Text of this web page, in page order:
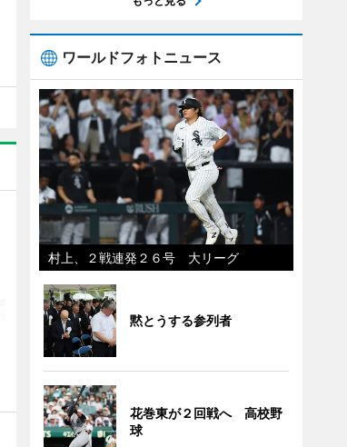
ワールドフォトニュース
村上、２戦連発２６号 大リーグ
黙とうする参列者
花巻東が２回戦へ 高校野
球